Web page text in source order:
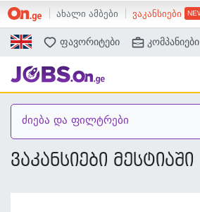
ახალი ამბები ვაკანსიები
ძებნა
ფავორიტები კომპანიები
ძიება და ფილტრები
ვაკანსიები მესტიაში